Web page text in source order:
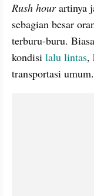
Rush hour artinya
sebagian besar
terburu-buru.
kondisi lalu lintas,
transportasi umum.